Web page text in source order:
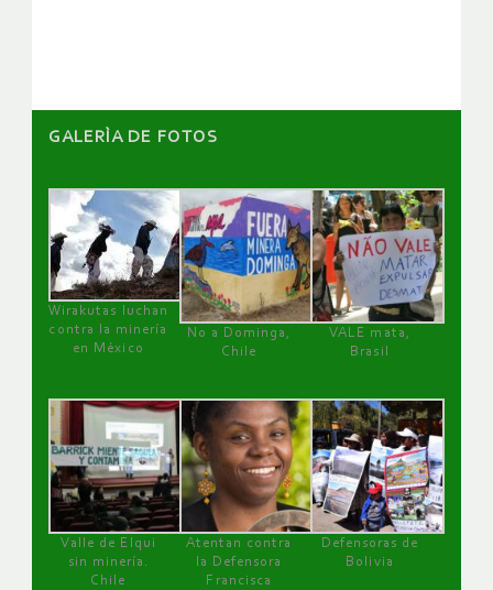
GALERÌA DE FOTOS
Wirakutas luchan
contra la minería
en México
No a Dominga,
Chile
VALE mata,
Brasil
Valle de Elqui
sin minería.
Chile
Atentan contra
la Defensora
Francisca
Defensoras de
Bolivia